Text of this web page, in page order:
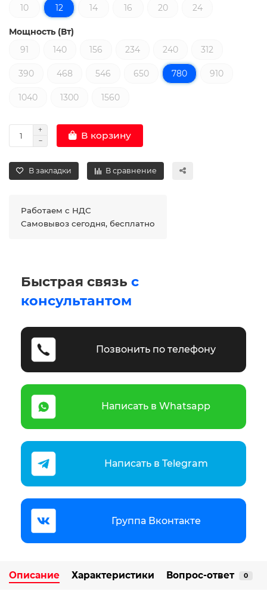
10 12 14 16 20 24
Мощность (Вт)
91
140 156 234 240 312
390 468 546 650 780 910
1040 1300 1560
В корзину
В закладки В сравнение
Работаем с НДС
Самовывоз сегодня, бесплатно
Быстрая связь с
консультантом
Позвонить по телефону
Написать в Whatsapp
Написать в Telegram
Группа Вконтакте
Описание Характеристики Вопрос-ответ 0